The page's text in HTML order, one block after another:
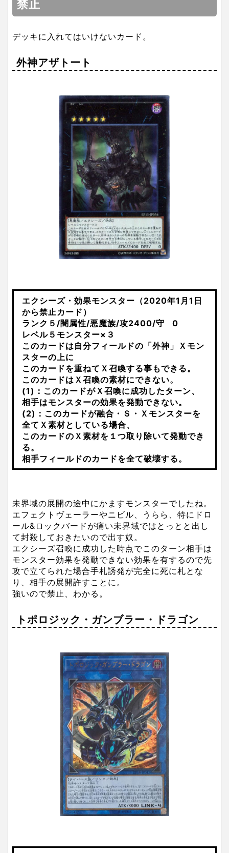
禁止
デッキに入れてはいけないカード。
外神アザトート
エクシーズ・効果モンスター（2020年1月1日
から禁止カード）
ランク５/闇属性/悪魔族/攻2400/守 0
レベル５モンスター×３
このカードは自分フィールドの「外神」Ｘモン
スターの上に
このカードを重ねてＸ召喚する事もできる。
このカードはＸ召喚の素材にできない。
(1)：このカードがＸ召喚に成功したターン、
相手はモンスターの効果を発動できない。
(2)：このカードが融合・Ｓ・Ｘモンスターを
全てＸ素材としている場合、
このカードのＸ素材を１つ取り除いて発動でき
る。
相手フィールドのカードを全て破壊する。
未界域の展開の途中にかますモンスターでしたね。
エフェクトヴェーラーやニビル、うらら、特にドロ
ール&ロックバードが痛い未界域ではとっとと出し
て封殺しておきたいので出す奴。
エクシーズ召喚に成功した時点でこのターン相手は
モンスター効果を発動できない効果を有するので先
攻で立てられた場合手札誘発が完全に死に札とな
り、相手の展開許すことに。
強いので禁止、わかる。
トポロジック・ガンブラー・ドラゴン